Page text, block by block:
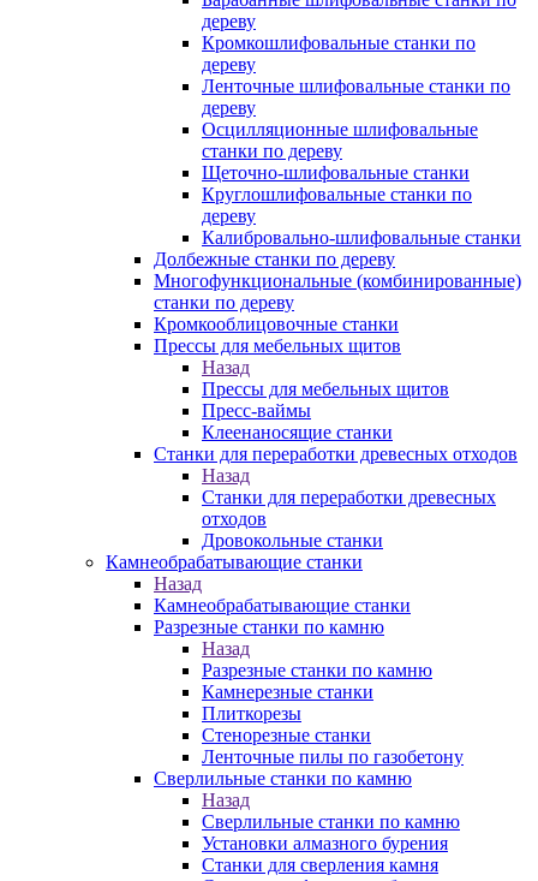
дереву
Кромкошлифовальные станки по
дереву
Ленточные шлифовальные станки по
дереву
Осцилляционные шлифовальные
станки по дереву
Щеточно-шлифовальные станки
Круглошлифовальные станки по
дереву
Калибровально-шлифовальные станки
Долбежные станки по дереву
Многофункциональные (комбинированные)
станки по дереву
Кромкооблицовочные станки
Прессы для мебельных щитов
Назад
Прессы для мебельных щитов
Пресс-ваймы
Клеенаносящие станки
Станки для переработки древесных отходов
Назад
Станки для переработки древесных
отходов
Дровокольные станки
Камнеобрабатывающие станки
Назад
Камнеобрабатывающие станки
Разрезные станки по камню
Назад
Разрезные станки по камню
Камнерезные станки
Плиткорезы
Стенорезные станки
Ленточные пилы по газобетону
Сверлильные станки по камню
Назад
Сверлильные станки по камню
Установки алмазного бурения
Станки для сверления камня